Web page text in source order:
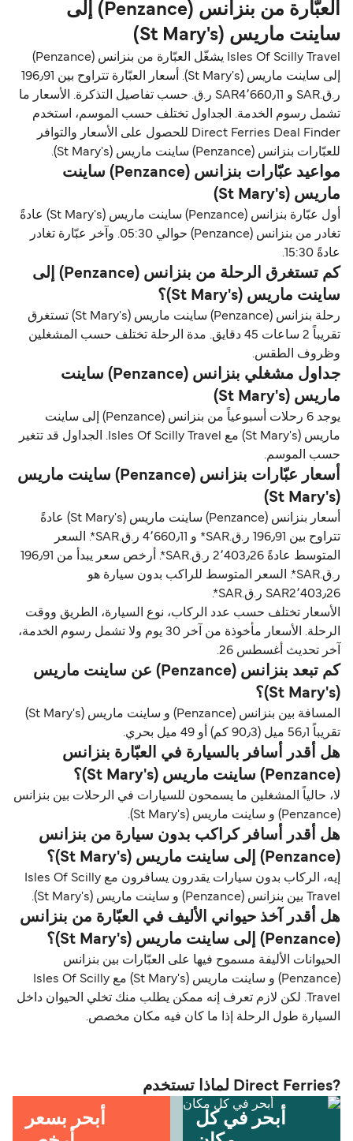
العبّارة من بنزانس (Penzance) إلى
ساينت ماريس (St Mary's)
Isles Of Scilly Travel يشغّل العبّارة من بنزانس (Penzance)
إلى ساينت ماريس (St Mary's). أسعار العبّارة تتراوح بين 196٫91
ر.ق.‏SAR و SAR4٬660٫11 ر.ق.‏ حسب تفاصيل التذكرة. الأسعار ما
تشمل رسوم الخدمة. الجداول تختلف حسب الموسم، استخدم
Direct Ferries Deal Finder للحصول على الأسعار والتوافر
للعبّارات بنزانس (Penzance) ساينت ماريس (St Mary's).
مواعيد عبّارات بنزانس (Penzance) ساينت
ماريس (St Mary's)
أول عبّارة بنزانس (Penzance) ساينت ماريس (St Mary's) عادةً
تغادر من بنزانس (Penzance) حوالي 05:30. وآخر عبّارة تغادر
عادةً 15:30.
كم تستغرق الرحلة من بنزانس (Penzance) إلى
ساينت ماريس (St Mary's)؟
رحلة بنزانس (Penzance) ساينت ماريس (St Mary's) تستغرق
تقريباً 2 ساعات 45 دقايق. مدة الرحلة تختلف حسب المشغلين
وظروف الطقس.
جداول مشغلي بنزانس (Penzance) ساينت
ماريس (St Mary's)
يوجد 6 رحلات أسبوعياً من بنزانس (Penzance) إلى ساينت
ماريس (St Mary's) مع Isles Of Scilly Travel. الجداول قد تتغير
حسب الموسم.
أسعار عبّارات بنزانس (Penzance) ساينت ماريس
(St Mary's)
أسعار بنزانس (Penzance) ساينت ماريس (St Mary's) عادةً
تتراوح بين 196٫91 ر.ق.‏SAR* و 4٬660٫11 ر.ق.‏SAR*. السعر
المتوسط عادةً 2٬403٫26 ر.ق.‏SAR*. أرخص سعر يبدأ من 196٫91
ر.ق.‏SAR*. السعر المتوسط للراكب بدون سيارة هو
SAR2٬403٫26 ر.ق.‏SAR*.
الأسعار تختلف حسب عدد الركاب، نوع السيارة، الطريق ووقت
الرحلة. الأسعار مأخوذة من آخر 30 يوم ولا تشمل رسوم الخدمة،
آخر تحديث أغسطس 26.
كم تبعد بنزانس (Penzance) عن ساينت ماريس
(St Mary's)؟
المسافة بين بنزانس (Penzance) و ساينت ماريس (St Mary's)
تقريباً 56٫1 ميل (90٫3 كم) أو 49 ميل بحري.
هل أقدر أسافر بالسيارة في العبّارة بنزانس
(Penzance) ساينت ماريس (St Mary's)؟
لا، حالياً المشغلين ما يسمحون للسيارات في الرحلات بين بنزانس
(Penzance) و ساينت ماريس (St Mary's).
هل أقدر أسافر كراكب بدون سيارة من بنزانس
(Penzance) إلى ساينت ماريس (St Mary's)؟
إيه، الركاب بدون سيارات يقدرون يسافرون مع Isles Of Scilly
Travel بين بنزانس (Penzance) و ساينت ماريس (St Mary's).
هل أقدر آخذ حيواني الأليف في العبّارة من بنزانس
(Penzance) إلى ساينت ماريس (St Mary's)؟
الحيوانات الأليفة مسموح فيها على العبّارات بين بنزانس
(Penzance) و ساينت ماريس (St Mary's) مع Isles Of Scilly
Travel. لكن لازم تعرف إنه ممكن يطلب منك تخلي الحيوان داخل
السيارة طول الرحلة إذا ما كان فيه مكان مخصص.
?Direct Ferries لماذا تستخدم
أبحر في كل
أبحر بسعر